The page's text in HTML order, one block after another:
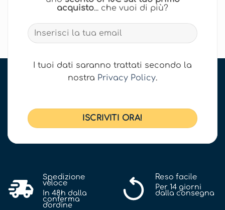
acquisto... che vuoi di più?
I tuoi dati saranno trattati secondo la
nostra Privacy Policy.
Spedizione
veloce
In 48h dalla
conferma
d'ordine
Reso facile
Per 14 giorni
dalla consegna